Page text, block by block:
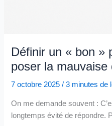
Définir un « bon »
poser la mauvaise
7 octobre 2025/3 minutes de
On me demande souvent :
longtemps évité de répondre.